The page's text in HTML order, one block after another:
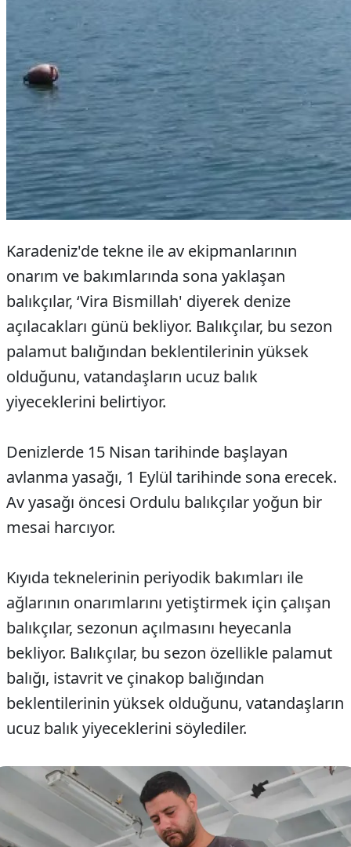
Karadeniz'de tekne ile av ekipmanlarının
onarım ve bakımlarında sona yaklaşan
balıkçılar, ‘Vira Bismillah' diyerek denize
açılacakları günü bekliyor. Balıkçılar, bu sezon
palamut balığından beklentilerinin yüksek
olduğunu, vatandaşların ucuz balık
yiyeceklerini belirtiyor.
Denizlerde 15 Nisan tarihinde başlayan
avlanma yasağı, 1 Eylül tarihinde sona erecek.
Av yasağı öncesi Ordulu balıkçılar yoğun bir
mesai harcıyor.
Kıyıda teknelerinin periyodik bakımları ile
ağlarının onarımlarını yetiştirmek için çalışan
balıkçılar, sezonun açılmasını heyecanla
bekliyor. Balıkçılar, bu sezon özellikle palamut
balığı, istavrit ve çinakop balığından
beklentilerinin yüksek olduğunu, vatandaşların
ucuz balık yiyeceklerini söylediler.